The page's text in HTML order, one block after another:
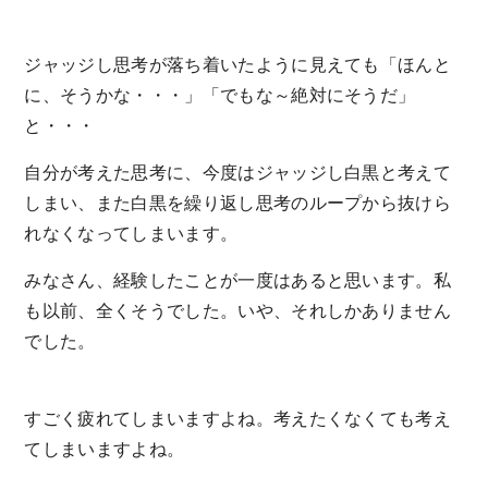
ジャッジし思考が落ち着いたように見えても「ほんと
に、そうかな・・・」「でもな～絶対にそうだ」
と・・・
自分が考えた思考に、今度はジャッジし白黒と考えて
しまい、また白黒を繰り返し思考のループから抜けら
れなくなってしまいます。
みなさん、経験したことが一度はあると思います。私
も以前、全くそうでした。いや、それしかありません
でした。
すごく疲れてしまいますよね。考えたくなくても考え
てしまいますよね。